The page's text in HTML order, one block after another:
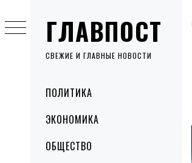
ГЛАВПОСТ
СВЕЖИЕ И ГЛАВНЫЕ НОВОСТИ
MenuПОЛИТИКА
ЭКОНОМИКА
ОБЩЕСТВО
to
content